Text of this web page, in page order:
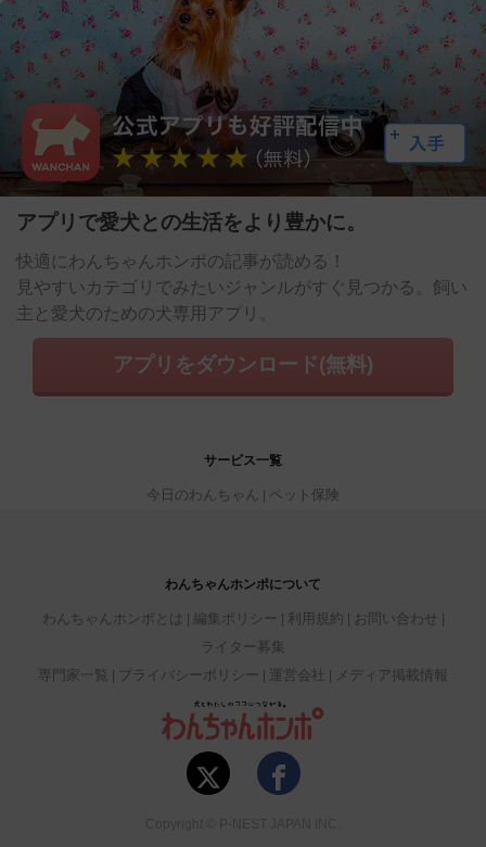
アプリで愛犬との生活をより豊かに。
快適にわんちゃんホンポの記事が読める！
見やすいカテゴリでみたいジャンルがすぐ見つかる。飼い
主と愛犬のための犬専用アプリ。
アプリをダウンロード(無料)
サービス一覧
今日のわんちゃん ペット保険
わんちゃんホンポについて
わんちゃんホンポとは 編集ポリシー 利用規約
お問い合わせ
ライター募集
専門家一覧
プライバシーポリシー 運営会社 メディア掲載情報